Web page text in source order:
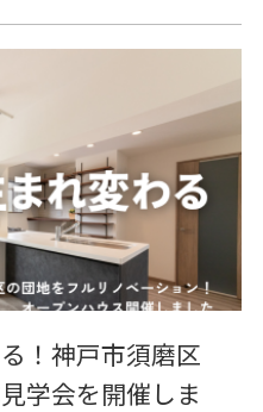
！神戸市須磨区
学会を開催しま